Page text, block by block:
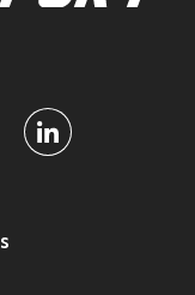
Linkedin